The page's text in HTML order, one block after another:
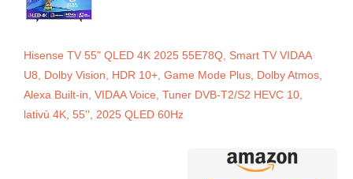
Hisense TV 55" QLED 4K 2025 55E78Q, Smart TV VIDAA
U8, Dolby Vision, HDR 10+, Game Mode Plus, Dolby Atmos,
Alexa Built-in, VIDAA Voice, Tuner DVB-T2/S2 HEVC 10,
lativù 4K, 55'', 2025 QLED 60Hz